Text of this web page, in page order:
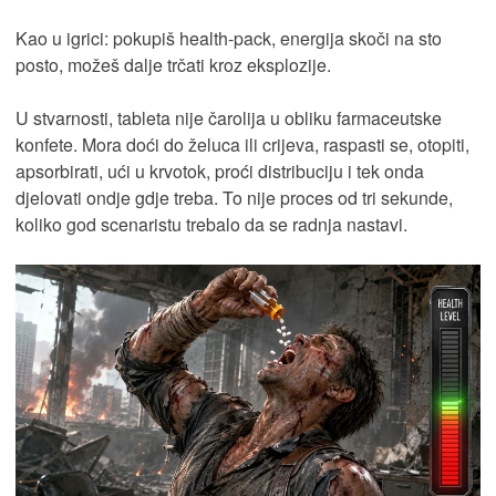
Kao u igrici: pokupiš health-pack, energija skoči na sto
posto, možeš dalje trčati kroz eksplozije.
U stvarnosti, tableta nije čarolija u obliku farmaceutske
konfete. Mora doći do želuca ili crijeva, raspasti se, otopiti,
apsorbirati, ući u krvotok, proći distribuciju i tek onda
djelovati ondje gdje treba. To nije proces od tri sekunde,
koliko god scenaristu trebalo da se radnja nastavi.